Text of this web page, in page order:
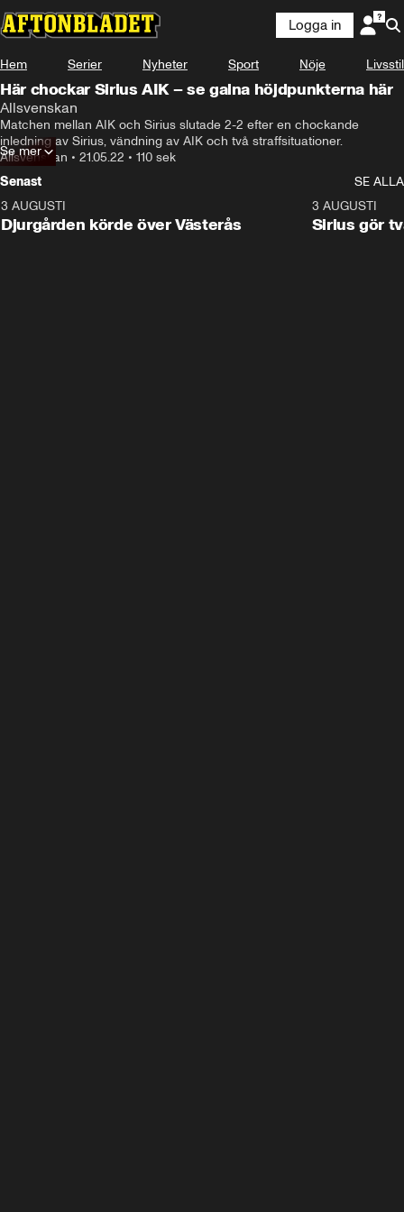
Logga in
Hem Serier Nyheter Sport Nöje Livsstil
Här chockar Sirius AIK – se galna höjdpunkterna här
Allsvenskan
Matchen mellan AIK och Sirius slutade 2-2 efter en chockande
inledning av Sirius, vändning av AIK och två straffsituationer.
Allsvenskan • 21.05.22 • 110 sek
Se mer
Senast
SE ALLA
3 AUGUSTI
Djurgården körde över Västerås
3 AUGUSTI
Sirius gör